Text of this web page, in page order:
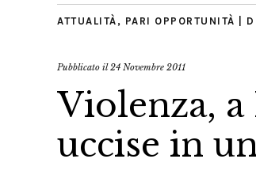
ATTUALITÀ , PARI OPPORTUNITÀ |
Pubblicato il24 Novembre 2011
Violenza,
uccise in